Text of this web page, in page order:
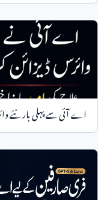
اے آئی سے پہلی بار نئے